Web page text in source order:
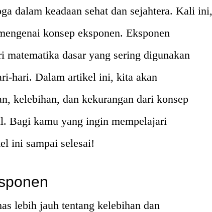
dalam keadaan sehat dan sejahtera. Kali ini,
konsep eksponen. Eksponen
matematika dasar yang sering digunakan
hari. Dalam artikel ini, kita akan
kelebihan, dan kekurangan dari konsep
Bagi kamu yang ingin mempelajari
ini sampai selesai!
lebih jauh tentang kelebihan dan